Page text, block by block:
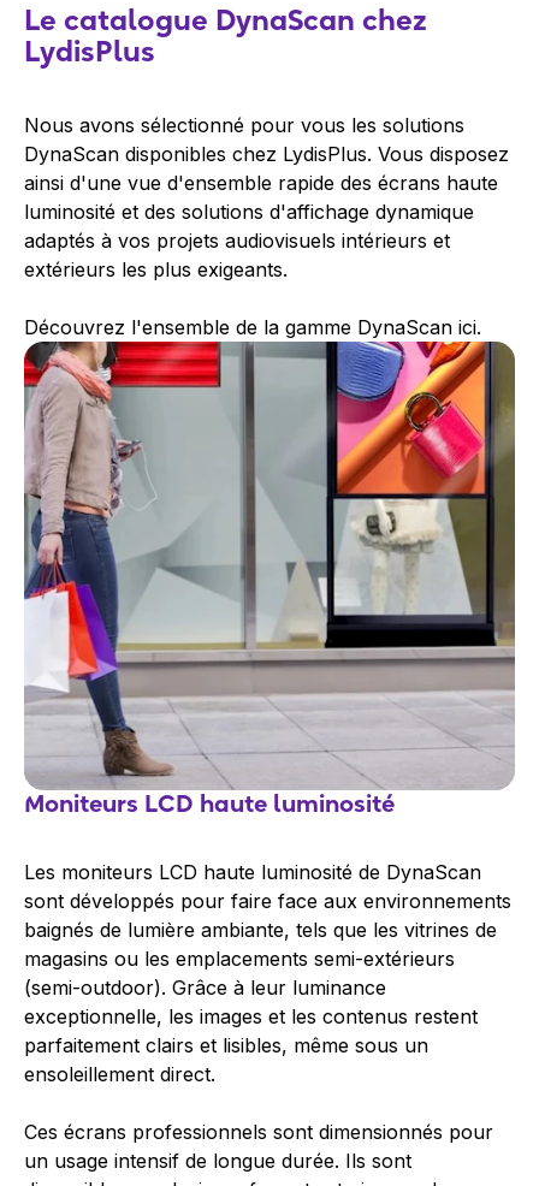
Le catalogue DynaScan chez
LydisPlus
Nous avons sélectionné pour vous les solutions
DynaScan disponibles chez LydisPlus. Vous disposez
ainsi d'une vue d'ensemble rapide des écrans haute
luminosité et des solutions d'affichage dynamique
adaptés à vos projets audiovisuels intérieurs et
extérieurs les plus exigeants.
Découvrez l'ensemble de la gamme DynaScan ici.
Moniteurs LCD haute luminosité
Les moniteurs LCD haute luminosité de DynaScan
sont développés pour faire face aux environnements
baignés de lumière ambiante, tels que les vitrines de
magasins ou les emplacements semi-extérieurs
(semi-outdoor). Grâce à leur luminance
exceptionnelle, les images et les contenus restent
parfaitement clairs et lisibles, même sous un
ensoleillement direct.
Ces écrans professionnels sont dimensionnés pour
un usage intensif de longue durée. Ils sont